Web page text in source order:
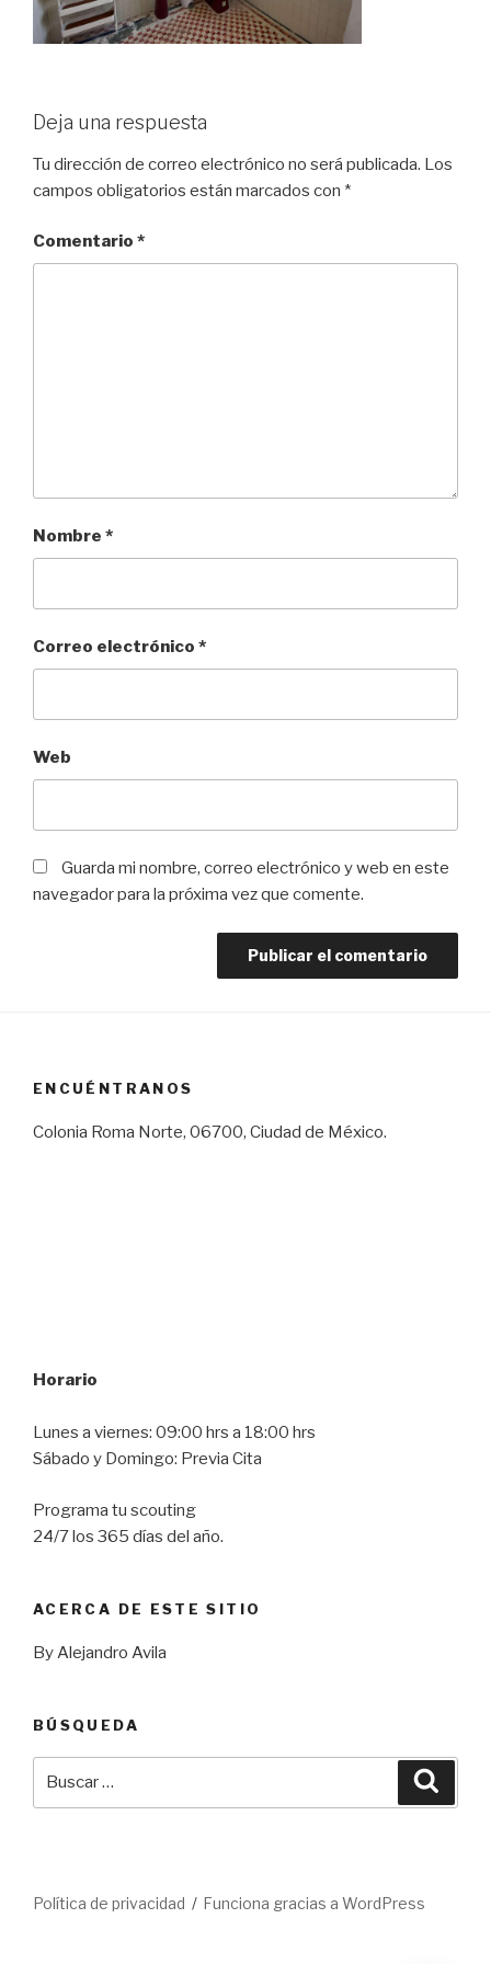
Deja una respuesta
Tu dirección de correo electrónico no será publicada. Los
campos obligatorios están marcados con *
Comentario *
Nombre *
Correo electrónico *
Web
Guarda mi nombre, correo electrónico y web en este
navegador para la próxima vez que comente.
ENCUÉNTRANOS
Colonia Roma Norte, 06700, Ciudad de México.
Horario
Lunes a viernes: 09:00 hrs a 18:00 hrs
Sábado y Domingo: Previa Cita
Programa tu scouting
24/7 los 365 días del año.
ACERCA DE ESTE SITIO
By Alejandro Avila
BÚSQUEDA
Política de privacidad Funciona gracias a WordPress